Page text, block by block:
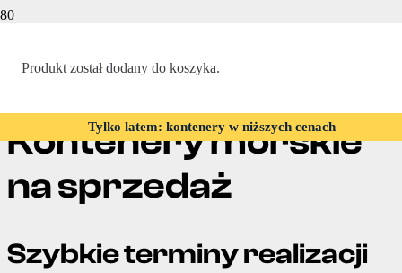
Produkt został dodany do koszyka.
Tylko latem: kontenery w niższych cenach
Kontenery morskie
na sprzedaż
Szybkie terminy realizacji